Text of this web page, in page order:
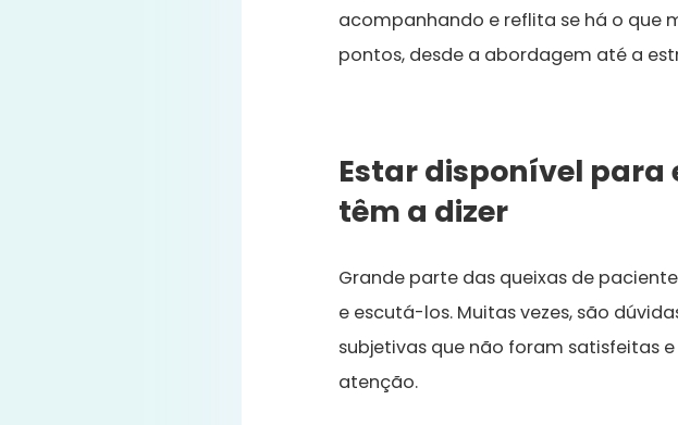
acompanhando e reflita se há o que
pontos, desde a abordagem até a
Estar disponível para
têm a dizer
Grande parte das queixas de
e escutá-los. Muitas vezes, são
subjetivas que não foram satisfeitas
atenção.